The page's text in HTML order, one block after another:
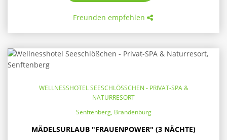
Freunden empfehlen
WELLNESSHOTEL SEESCHLÖSSCHEN - PRIVAT-SPA & N
ATURRESORT
Senftenberg, Brandenburg
MÄDELSURLAUB "FRAUENPOWER" (3 NÄCHTE)